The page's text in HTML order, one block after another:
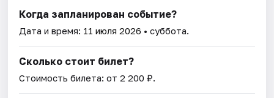
Когда запланирован событие?
Дата и время: 11 июля 2026 • суббота.
Сколько стоит билет?
Стоимость билета: от 2 200 ₽.